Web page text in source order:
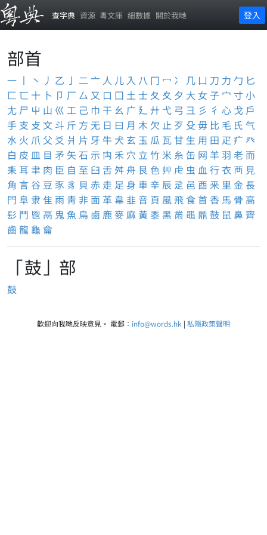
查字典 資源 粵文庫 細數據 關於我哋 登入
部首
一 丨 丶 丿 乙 亅 二 亠 人 儿 入 八 冂 冖 冫 几 凵 刀 力 勹 匕
匚 匸 十 卜 卩 厂 厶 又 口 囗 土 士 夂 夊 夕 大 女 子 宀 寸小
尢 尸 屮 山 巛 工 己 巾 干 幺 广 廴廾 弋 弓 彐 彡 彳 心 戈 戶
手 支 攴 文 斗 斤 方 无 日 曰 月 木欠 止 歹 殳 毋 比 毛 氏 气
水 火 爪 父 爻 爿 片 牙 牛 犬 玄 玉 瓜 瓦甘 生 用 田 疋 疒 癶
白 皮 皿 目 矛 矢 石 示 禸 禾 穴 立 竹米 糸 缶 网 羊 羽 老 而
耒 耳 聿 肉 臣 自 至 臼 舌舛舟 艮 色 艸 虍 虫 血行衣 襾 見
角 言 谷 豆 豕 豸 貝 赤 走 足 身 車 辛 辰 辵 邑 酉 釆 里 金 長
門 阜 隶 隹雨 靑 非 面 革 韋 韭 音 頁 風飛食首 香 馬 骨 高
髟 鬥 鬯 鬲 鬼 魚 鳥 鹵 鹿麥麻 黃 黍 黑 黹 黽鼎 鼓 鼠 鼻 齊
齒龍 龜 龠
「鼓」部
鼓
歡迎向我哋反映意見。 電郵： info@words.hk | 私隱政策聲明